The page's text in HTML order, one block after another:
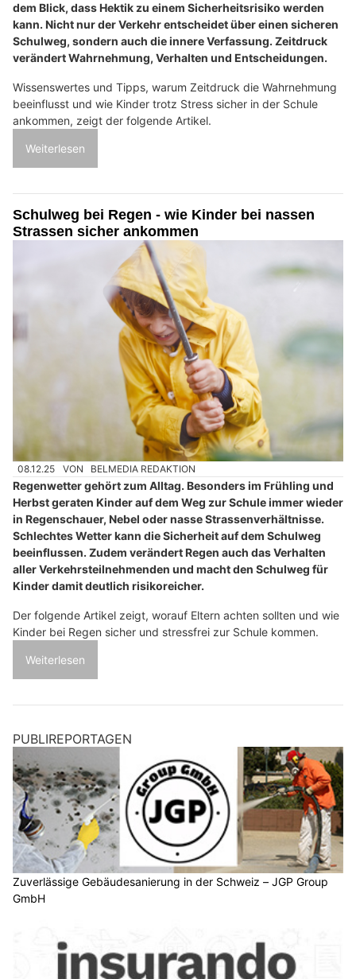
dem Blick, dass Hektik zu einem Sicherheitsrisiko werden
kann. Nicht nur der Verkehr entscheidet über einen sicheren
Schulweg, sondern auch die innere Verfassung. Zeitdruck
verändert Wahrnehmung, Verhalten und Entscheidungen.
Wissenswertes und Tipps, warum Zeitdruck die Wahrnehmung
beeinflusst und wie Kinder trotz Stress sicher in der Schule
ankommen, zeigt der folgende Artikel.
Weiterlesen
Schulweg bei Regen - wie Kinder bei nassen
Strassen sicher ankommen
08.12.25 VON BELMEDIA REDAKTION
Regenwetter gehört zum Alltag. Besonders im Frühling und
Herbst geraten Kinder auf dem Weg zur Schule immer wieder
in Regenschauer, Nebel oder nasse Strassenverhältnisse.
Schlechtes Wetter kann die Sicherheit auf dem Schulweg
beeinflussen. Zudem verändert Regen auch das Verhalten
aller Verkehrsteilnehmenden und macht den Schulweg für
Kinder damit deutlich risikoreicher.
Der folgende Artikel zeigt, worauf Eltern achten sollten und wie
Kinder bei Regen sicher und stressfrei zur Schule kommen.
Weiterlesen
PUBLIREPORTAGEN
Zuverlässige Gebäudesanierung in der Schweiz – JGP Group
GmbH